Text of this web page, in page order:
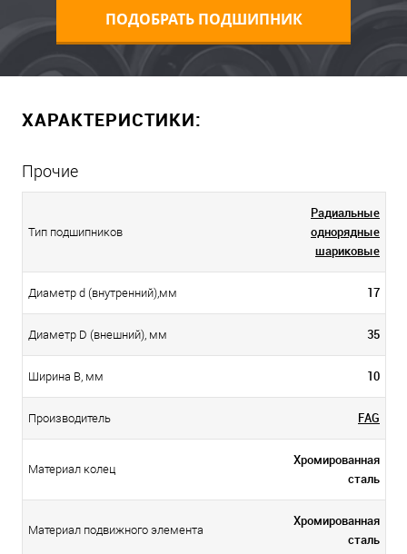
ПОДОБРАТЬ ПОДШИПНИК
ХАРАКТЕРИСТИКИ:
Прочие
Тип подшипников
Радиальные
однорядные
шариковые
Диаметр d (внутренний),мм 17
Диаметр D (внешний), мм 35
Ширина B, мм 10
Производитель FAG
Материал колец
Хромированная
сталь
Материал подвижного элемента
Хромированная
сталь